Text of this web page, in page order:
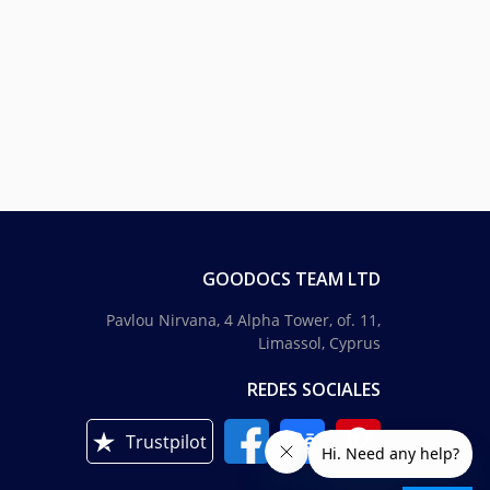
GOODOCS TEAM LTD
Pavlou Nirvana, 4 Alpha Tower, of. 11,
Limassol, Cyprus
REDES SOCIALES
Trustpilot